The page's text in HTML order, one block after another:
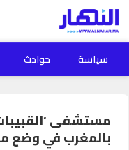
سياسة حوادث
مستشفى
بالمغرب في وضع